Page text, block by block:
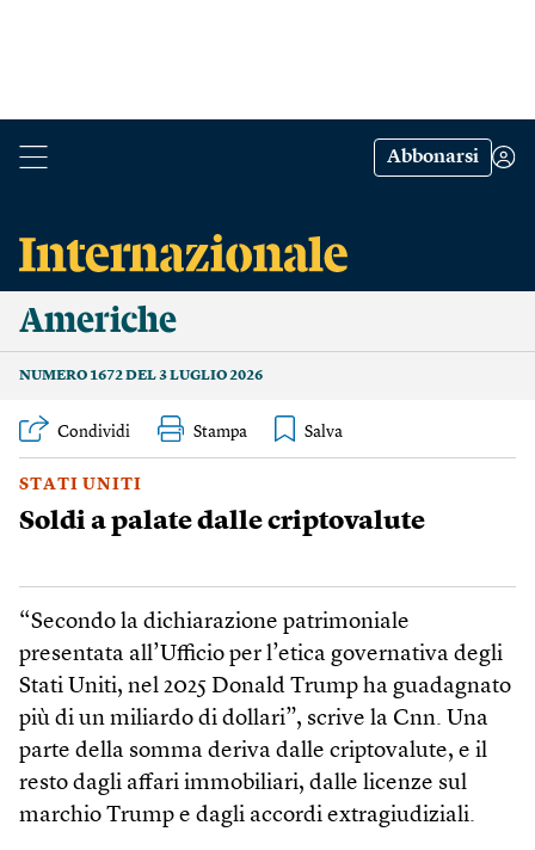
Abbonarsi
Americhe
NUMERO 1672 DEL 3 LUGLIO 2026
Condividi Stampa
STATI UNITI
Soldi a palate dalle criptovalute
“Secondo la dichiarazione patrimoniale
presentata all’Ufficio per l’etica governativa degli
Stati Uniti, nel 2025 Donald Trump ha guadagnato
più di un miliardo di dollari”, scrive la Cnn. Una
parte della somma deriva dalle criptovalute, e il
resto dagli affari immobiliari, dalle licenze sul
marchio Trump e dagli accordi extragiudiziali.